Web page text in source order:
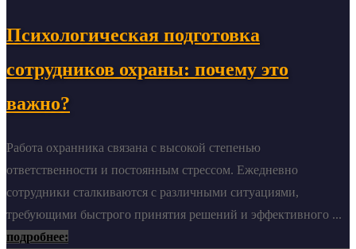
Психологическая подготовка
сотрудников охраны: почему это
важно?
Работа охранника связана с высокой степенью
ответственности и постоянным стрессом. Ежедневно
сотрудники сталкиваются с различными ситуациями,
требующими быстрого принятия решений и эффективного ...
подробнее: